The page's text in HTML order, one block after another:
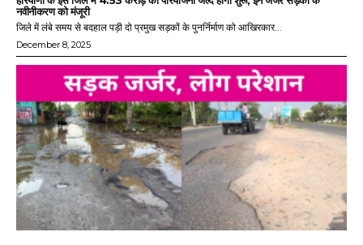
नवीनीकरण को मंजूरी
जिले में लंबे समय से बदहाल पड़ी दो प्रमुख सड़कों के पुनर्निर्माण को आखिरकार...
December 8, 2025